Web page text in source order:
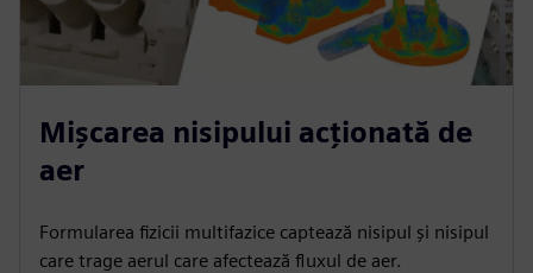
Mișcarea nisipului acționată de
aer
Formularea fizicii multifazice captează nisipul și nisipul
care trage aerul care afectează fluxul de aer.